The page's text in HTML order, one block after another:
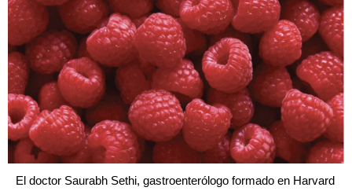
El doctor Saurabh Sethi, gastroenterólogo formado en Harvard